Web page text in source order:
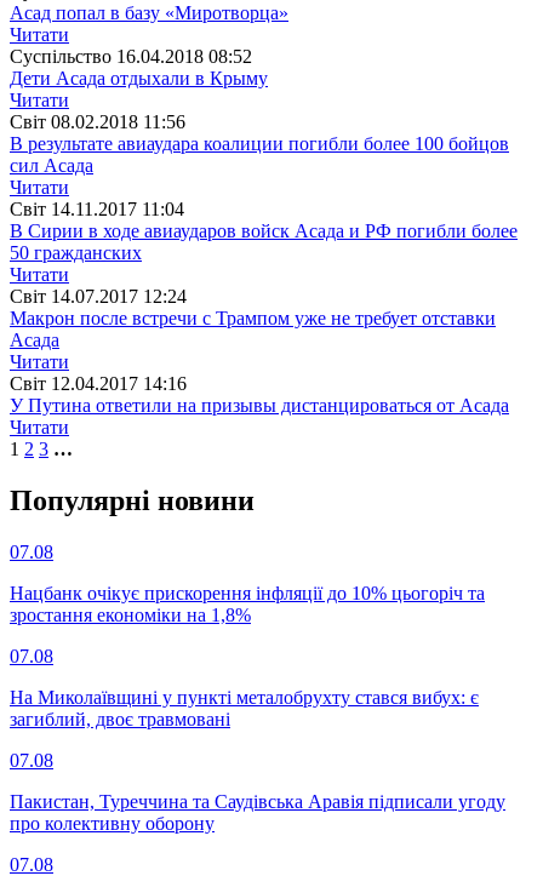
Асад попал в базу «Миротворца»
Читати
Суспiльство 16.04.2018 08:52
Дети Асада отдыхали в Крыму
Читати
Свiт 08.02.2018 11:56
В результате авиаудара коалиции погибли более 100 бойцов
сил Асада
Читати
Свiт 14.11.2017 11:04
В Сирии в ходе авиаударов войск Асада и РФ погибли более
50 гражданских
Читати
Свiт 14.07.2017 12:24
Макрон после встречи с Трампом уже не требует отставки
Асада
Читати
Свiт 12.04.2017 14:16
У Путина ответили на призывы дистанцироваться от Асада
Читати
1 2 3 …
Популярнi новини
07.08
Нацбанк очікує прискорення інфляції до 10% цьогоріч та
зростання економіки на 1,8%
07.08
На Миколаївщині у пункті металобрухту стався вибух: є
загиблий, двоє травмовані
07.08
Пакистан, Туреччина та Саудівська Аравія підписали угоду
про колективну оборону
07.08